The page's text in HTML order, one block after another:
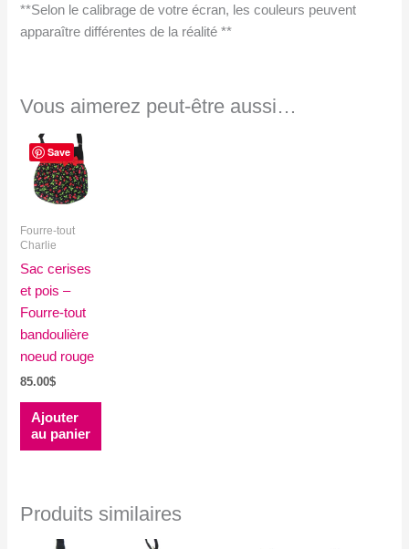
**Selon le calibrage de votre écran, les couleurs peuvent
apparaître différentes de la réalité **
Vous aimerez peut-être aussi…
Save
Fourre-tout
Charlie
Sac cerises
et pois –
Fourre-tout
bandoulière
noeud rouge
85.00$
Ajouter
au panier
Produits similaires